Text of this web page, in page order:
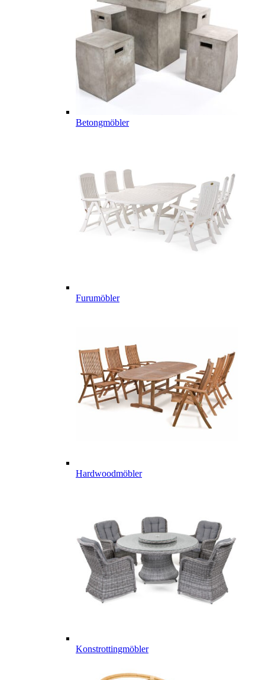
Betongmöbler
Furumöbler
Hardwoodmöbler
Konstrottingmöbler